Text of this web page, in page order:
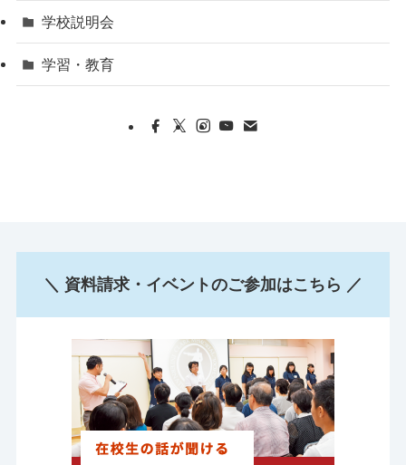
学校説明会
学習・教育
＼ 資料請求・イベントのご参加はこちら ／